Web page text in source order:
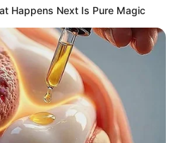
Happens Next Is Pure Magic